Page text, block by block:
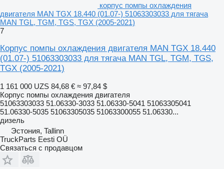
корпус помпы охлаждения
двигателя MAN TGX 18.440 (01.07-) 51063303033 для тягача
MAN TGL, TGM, TGS, TGX (2005-2021)
7
Корпус помпы охлаждения двигателя MAN TGX 18.440
(01.07-) 51063303033 для тягача MAN TGL, TGM, TGS,
TGX (2005-2021)
1 161 000 UZS 84,68 € ≈ 97,84 $
Корпус помпы охлаждения двигателя
51063303033 51.06330-3033 51.06330-5041 51063305041
51.06330-5035 51063305035 51063300055 51.06330...
дизель
Эстония, Tallinn
TruckParts Eesti OÜ
Связаться с продавцом